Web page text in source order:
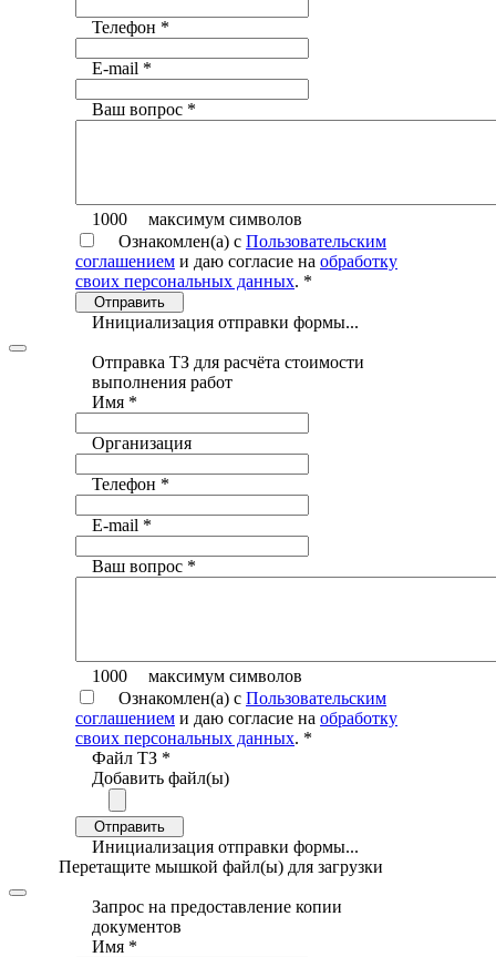
Телефон *
E-mail *
Ваш вопрос *
1000
максимум символов
Ознакомлен(а) с Пользовательским
соглашением и даю согласие на обработку
своих персональных данных. *
Отправить
Инициализация отправки формы...
Отправка ТЗ для расчёта стоимости
выполнения работ
Имя *
Организация
Телефон *
E-mail *
Ваш вопрос *
1000
максимум символов
Ознакомлен(а) с Пользовательским
соглашением и даю согласие на обработку
своих персональных данных. *
Файл ТЗ *
Добавить файл(ы)
Отправить
Инициализация отправки формы...
Перетащите мышкой файл(ы) для загрузки
Запрос на предоставление копии
документов
Имя *